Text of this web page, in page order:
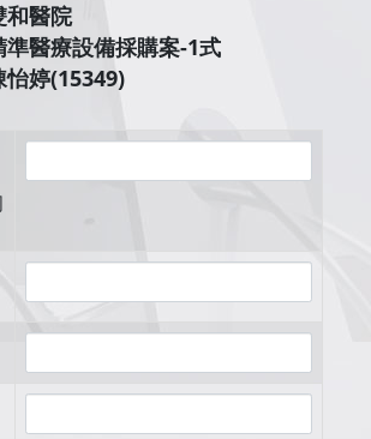
和醫院
準醫療設備採購案-1式
怡婷(15349)